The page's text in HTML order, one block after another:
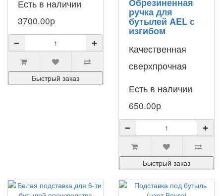
бутылей на 12 и
19 литров.
Изготовлением
компактного 2-..
Есть в наличии
3700.00р
Быстрый заказ
ручка для
бутылей AEL с
изгибом
Качественная
сверхпрочная
легкой
транспортировки
19-литровых
пластиковых б..
Есть в наличии
650.00р
Быстрый заказ